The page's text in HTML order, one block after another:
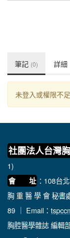
筆記 (0) 詳細
未登入或權限不
社團法人台灣
1)
會 址 ：108台
胸 重 醫 學 會 秘書
89 ｜ Email：
胸腔醫學雜誌 編輯